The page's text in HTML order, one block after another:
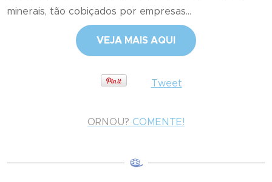
minerais, tão cobiçados por empresas...
VEJA MAIS AQUI
Tweet
ORNOU? COMENTE!